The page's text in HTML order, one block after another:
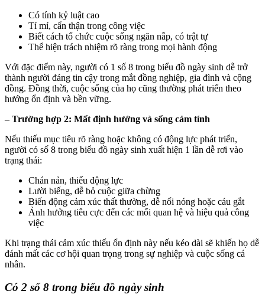
Có tính kỷ luật cao
Tỉ mỉ, cẩn thận trong công việc
Biết cách tổ chức cuộc sống ngăn nắp, có trật tự
Thể hiện trách nhiệm rõ ràng trong mọi hành động
Với đặc điểm này, người có 1 số 8 trong biểu đồ ngày sinh dễ trở
thành người đáng tin cậy trong mắt đồng nghiệp, gia đình và cộng
đồng. Đồng thời, cuộc sống của họ cũng thường phát triển theo
hướng ổn định và bền vững.
– Trường hợp 2: Mất định hướng và sống cảm tính
Nếu thiếu mục tiêu rõ ràng hoặc không có động lực phát triển,
người có số 8 trong biểu đồ ngày sinh xuất hiện 1 lần dễ rơi vào
trạng thái:
Chán nản, thiếu động lực
Lười biếng, dễ bỏ cuộc giữa chừng
Biến động cảm xúc thất thường, dễ nổi nóng hoặc cáu gắt
Ảnh hưởng tiêu cực đến các mối quan hệ và hiệu quả công
việc
Khi trạng thái cảm xúc thiếu ổn định này nếu kéo dài sẽ khiến họ dễ
đánh mất các cơ hội quan trọng trong sự nghiệp và cuộc sống cá
nhân.
Có 2 số 8 trong biểu đồ ngày sinh